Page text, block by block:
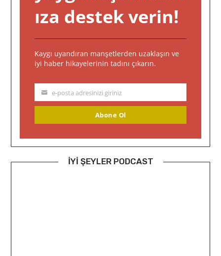
ıza destek verin!
Kaygı uyandıran manşetlerden uzaklaşın ve
iyi haber hikayelerinin tadını çıkarın.
YOUR
EMAIL
e-posta adresinizi giriniz
Abone Ol
İYI ŞEYLER PODCAST